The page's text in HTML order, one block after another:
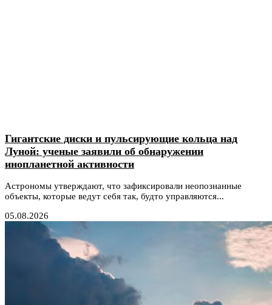
Гигантские диски и пульсирующие кольца над
Луной: ученые заявили об обнаружении
инопланетной активности
Астрономы утверждают, что зафиксировали неопознанные
объекты, которые ведут себя так, будто управляются...
05.08.2026